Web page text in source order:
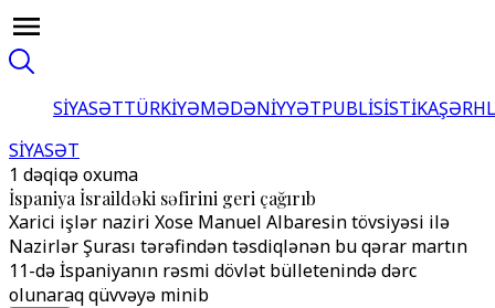
SİYASƏTTÜRKİYƏMƏDƏNİYYƏTPUBLİSİSTİKA
SİYASƏT
1 dəqiqə oxuma
İspaniya İsraildəki səfirini geri çağırıb
Xarici işlər naziri Xose Manuel Albaresin tövsiyəsi ilə
Nazirlər Şurası tərəfindən təsdiqlənən bu qərar martın
11-də İspaniyanın rəsmi dövlət bülletenində dərc
olunaraq qüvvəyə minib